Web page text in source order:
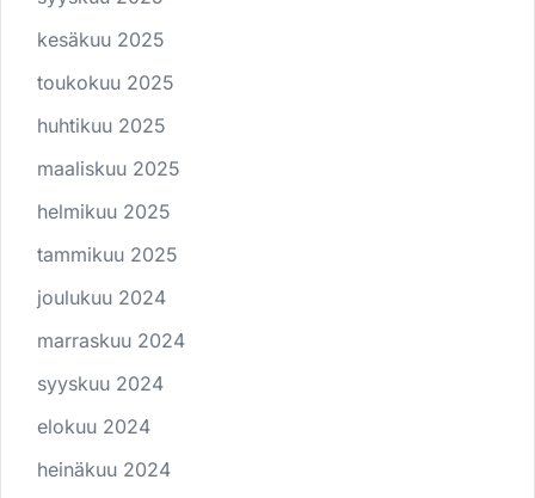
kesäkuu 2025
toukokuu 2025
huhtikuu 2025
maaliskuu 2025
helmikuu 2025
tammikuu 2025
joulukuu 2024
marraskuu 2024
syyskuu 2024
elokuu 2024
heinäkuu 2024